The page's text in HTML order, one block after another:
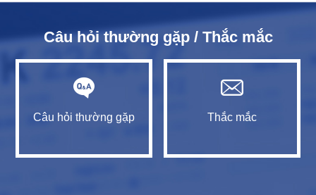
Câu hỏi thường gặp / Thắc mắc
Câu hỏi thường gặp Thắc mắc